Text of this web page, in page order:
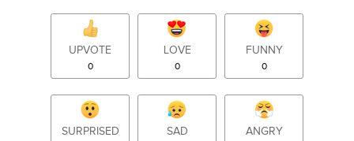
UPVOTE
0
LOVE
0
FUNNY
0
SURPRISED SAD ANGRY